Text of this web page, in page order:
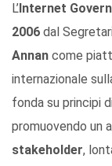
L’ Internet
2006 dal
Annan come
internazionale
fonda su principi
promuovendo un
stakeholder,